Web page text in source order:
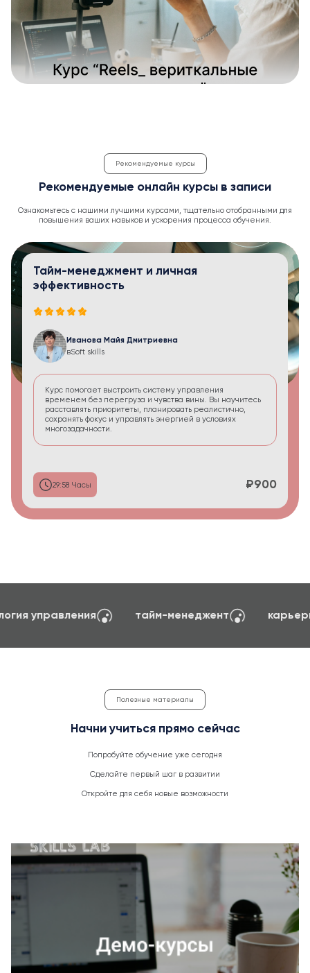
Рекомендуемые курсы
Рекомендуемые онлайн курсы в записи
Ознакомьтесь с нашими лучшими курсами, тщательно отобранными для
повышения ваших навыков и ускорения процесса обучения.
Тайм-менеджмент и личная
эффективность
Иванова Майя Дмитриевна
вSoft skills
Курс помогает выстроить систему управления
временем без перегруза и чувства вины. Вы научитесь
расставлять приоритеты, планировать реалистично,
сохранять фокус и управлять энергией в условиях
многозадачности.
29:58 Часы ₽900
создание сайтов на TILDA психология
Полезные материалы
Начни учиться прямо сейчас
Попробуйте обучение уже сегодня
Сделайте первый шаг в развитии
Откройте для себя новые возможности